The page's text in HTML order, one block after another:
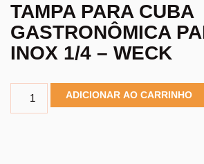
TAMPA PARA CUBA
GASTRONÔMICA
INOX 1/4 – WECK
ADICIONAR AO CARRINHO